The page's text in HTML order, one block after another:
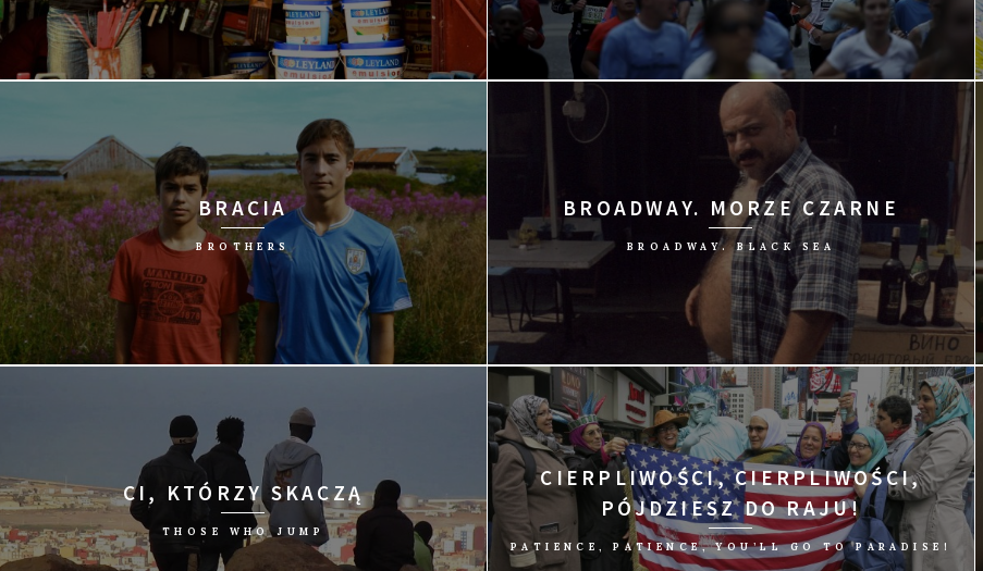
reż. Pierre Morath/Francja, Szwajcaria, Belgia, 2015/99 min
BRACIA
BROTHERS
BROADWAY. MORZE CZARNE
BROADWAY. BLACK SEA
reż. Witalij Manski/Czechy, Niemcy, Rosja, 2002/78 min
CI, KTÓRZY SKACZĄ
THOSE WHO JUMP
CIERPLIWOŚCI, CIERPLIWOŚCI,
PÓJDZIESZ DO RAJU!
PATIENCE, PATIENCE, YOU’LL GO TO PARADISE!